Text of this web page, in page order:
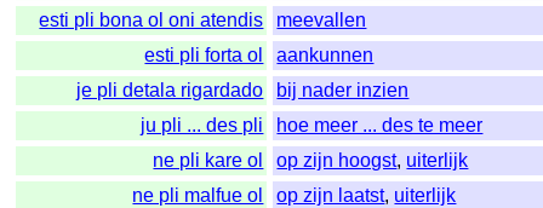
esti pli bona ol oni atendis
meevallen
esti pli forta ol
aankunnen
je pli detala rigardado
bij nader inzien
ju pli ... des pli
hoe meer ... des te meer
ne pli kare ol
op zijn hoogst, uiterlijk
ne pli malfue ol
op zijn laatst, uiterlijk